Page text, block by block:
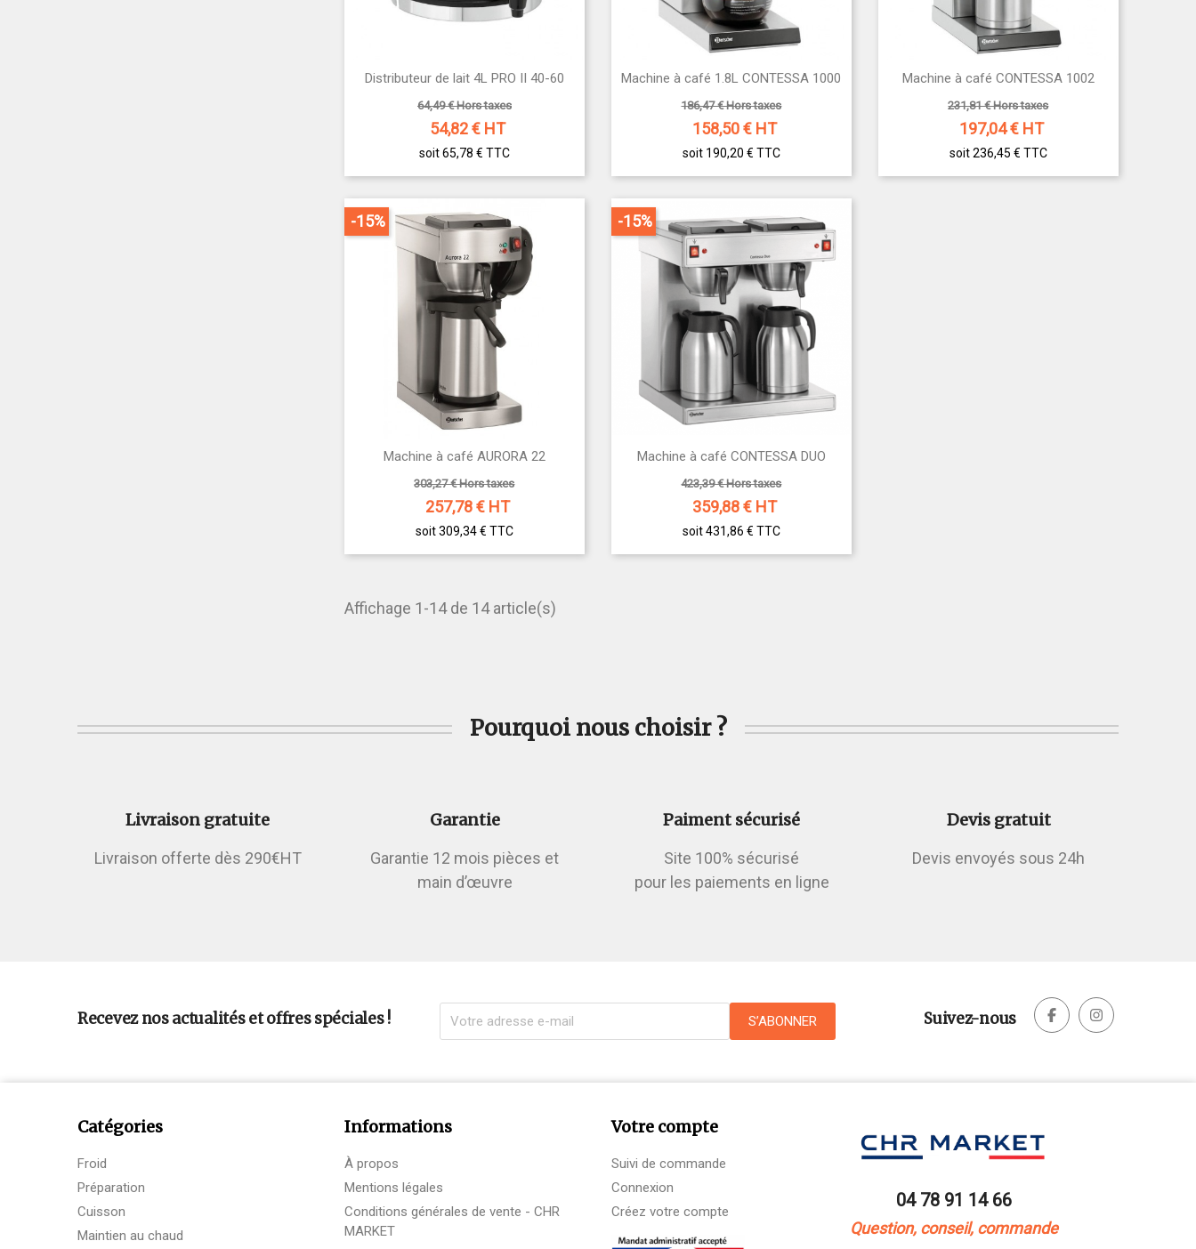
Aperçu rapide
Distributeur de lait 4L PRO II 40-60
64,49 € Hors taxes
54,82€ HT
soit 65,78 € TTC
Aperçu rapide
Machine à café 1.8L CONTESSA 1000
186,47 € Hors taxes
158,50€ HT
soit 190,20 € TTC
 Aperçu rapide
Machine à café CONTESSA 1002
231,81 € Hors taxes
197,04€ HT
soit 236,45 € TTC
Aperçu rapide
Machine à café AURORA 22
303,27 € Hors taxes
257,78€ HT
soit 309,34 € TTC
-15%
 Aperçu rapide
Machine à café CONTESSA DUO
423,39 € Hors taxes
359,88€ HT
soit 431,86 € TTC
-15%
Affichage 1-14 de 14 article(s)
Pourquoi nous choisir ?
Livraison gratuite
Livraison offerte dès 290€HT
Garantie
Garantie 12 mois pièces et
main d’œuvre
Paiment sécurisé
Site 100% sécurisé
pour les paiements en ligne
Devis gratuit
Devis envoyés sous 24h
Recevez nos actualités et offres spéciales ! Suivez-nous  
Catégories
Froid
Préparation
Cuisson
Maintien au chaud
Informations
À propos
Mentions légales
Conditions générales de vente - CHR
MARKET
Votre compte
Suivi de commande
Connexion
Créez votre compte
04 78 91 14 66
Question, conseil, commande